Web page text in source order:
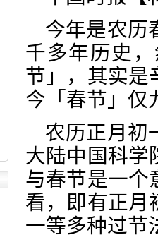
今年是农历
千多年历史
节」，其实是
今「春节」仅
农历正月初
大陆中国科学
与春节是一个
看，即有正月
一等多种过节